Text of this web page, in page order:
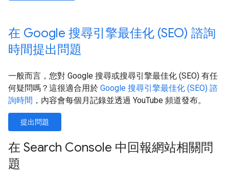
在 Google 搜尋引擎最佳化 (SEO) 諮詢
時間提出問題
一般而言，您對 Google 搜尋或搜尋引擎最佳化 (SEO) 有任
何疑問嗎？這很適合用於 Google 搜尋引擎最佳化 (SEO) 諮
詢時間 ，內容會每個月記錄並透過 YouTube 頻道發布。
提出問題
在 Search Console 中回報網站相關問
題